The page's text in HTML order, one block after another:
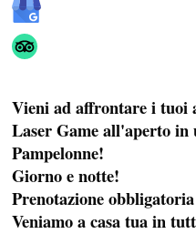
PROFUSIONE DI SAPORE
SANITÀ
Vieni ad affrontare i tuoi
Laser Game all'aperto in
Pampelonne!
Giorno e notte!
Prenotazione obbligatoria
Veniamo a casa tua in